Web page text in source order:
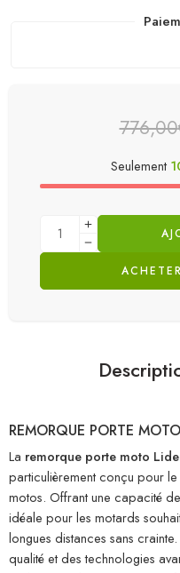
776,00
Seulement
REMORQUE PORTE
La remorque porte moto
particulièrement conçu pour
motos. Offrant une capacité
idéale pour les motards
longues distances sans
qualité et des technologies